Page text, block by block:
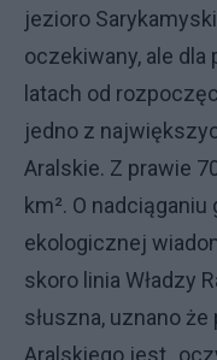
jezioro
oczekiwany, ale
latach od
jedno z
Aralskie. Z prawie
km². O
ekologicznej
skoro linia Władzy
słuszna, uznano
Aralskiego jest